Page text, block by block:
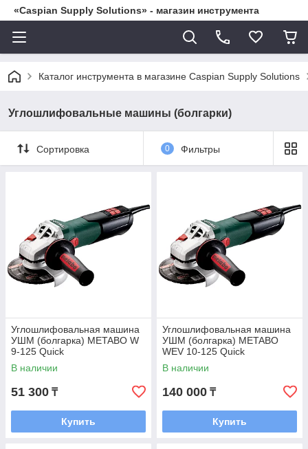
«Caspian Supply Solutions» - магазин инструмента
Каталог инструмента в магазине Caspian Supply Solutions
Углошлифовальные машины (болгарки)
Сортировка 0 Фильтры
Углошлифовальная машина
УШМ (болгарка) METABO W
9-125 Quick
В наличии
51 300 ₸
Купить
Углошлифовальная машина
УШМ (болгарка) METABO
WEV 10-125 Quick
В наличии
140 000 ₸
Купить